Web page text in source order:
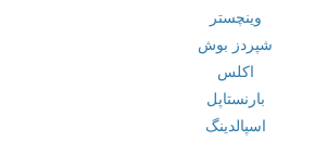
وینچستر
شپردز بوش
اکلس
بارنستاپل
اسپالدینگ